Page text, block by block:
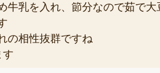
牛乳を入れ、節分なので茹で大
の相性抜群ですね
す